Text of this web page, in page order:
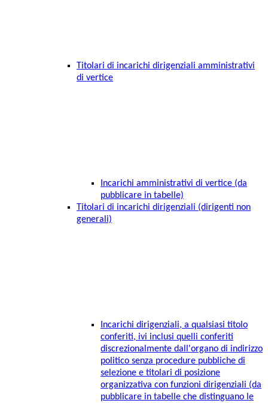
Titolari di incarichi dirigenziali amministrativi
di vertice
Incarichi amministrativi di vertice (da
pubblicare in tabelle)
Titolari di incarichi dirigenziali (dirigenti non
generali)
Incarichi dirigenziali, a qualsiasi titolo
conferiti, ivi inclusi quelli conferiti
discrezionalmente dall'organo di indirizzo
politico senza procedure pubbliche di
selezione e titolari di posizione
organizzativa con funzioni dirigenziali (da
pubblicare in tabelle che distinguano le